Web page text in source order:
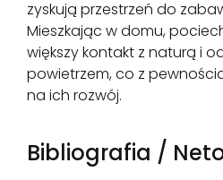
zyskują przestrzeń do
Mieszkając w domu,
większy kontakt z naturą i
powietrzem, co z
na ich rozwój.
Bibliografia /